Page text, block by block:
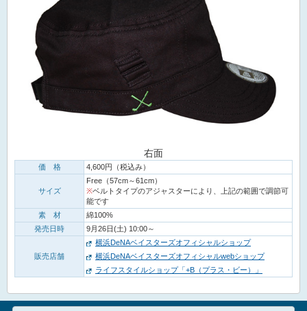
右面
価 格 4,600円（税込み）
サイズ
Free（57cm～61cm）
※ベルトタイプのアジャスターにより、上記の範囲で調節可
能です
素 材
綿100%
発売日時
9月26日(土) 10:00～
販売店舗
横浜DeNAベイスターズオフィシャルショップ
横浜DeNAベイスターズオフィシャルwebショップ
ライフスタイルショップ「+B（プラス・ビー）」